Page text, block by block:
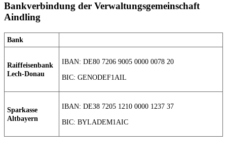
Bankverbindung der Verwaltungsgemeinschaft
Aindling
Bank
Raiffeisenbank
Lech-Donau
IBAN: DE80 7206 9005 0000 0078 20
BIC: GENODEF1AIL
Sparkasse
Altbayern
IBAN: DE38 7205 1210 0000 1237 37
BIC: BYLADEM1AIC